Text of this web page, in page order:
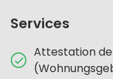
Services
Attestation